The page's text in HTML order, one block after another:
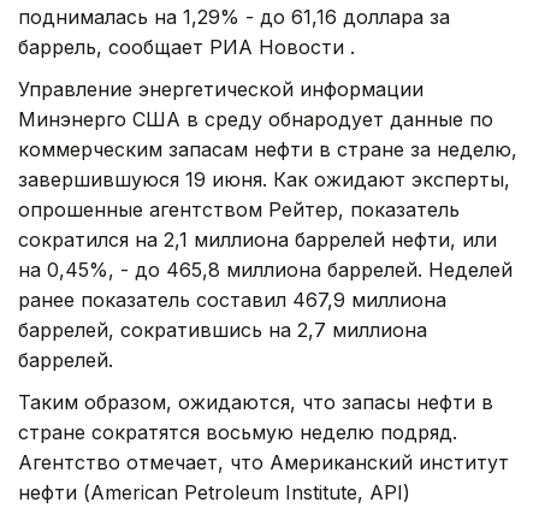
поднималась на 1,29% - до 61,16 доллара за
баррель, сообщает РИА Новости .
Управление энергетической информации
Минэнерго США в среду обнародует данные по
коммерческим запасам нефти в стране за неделю,
завершившуюся 19 июня. Как ожидают эксперты,
опрошенные агентством Рейтер, показатель
сократился на 2,1 миллиона баррелей нефти, или
на 0,45%, - до 465,8 миллиона баррелей. Неделей
ранее показатель составил 467,9 миллиона
баррелей, сократившись на 2,7 миллиона
баррелей.
Таким образом, ожидаются, что запасы нефти в
стране сократятся восьмую неделю подряд.
Агентство отмечает, что Американский институт
нефти (American Petroleum Institute, API)